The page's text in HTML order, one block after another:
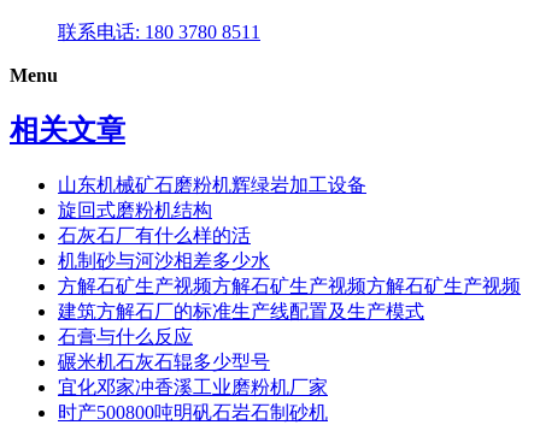
联系电话: 180 3780 8511
Menu
相关文章
山东机械矿石磨粉机辉绿岩加工设备
旋回式磨粉机结构
石灰石厂有什么样的活
机制砂与河沙相差多少水
方解石矿生产视频方解石矿生产视频方解石矿生产视频
建筑方解石厂的标准生产线配置及生产模式
石膏与什么反应
碾米机石灰石辊多少型号
宜化邓家冲香溪工业磨粉机厂家
时产500800吨明矾石岩石制砂机